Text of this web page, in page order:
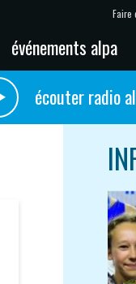
Faire
événements alpa
écouter radio